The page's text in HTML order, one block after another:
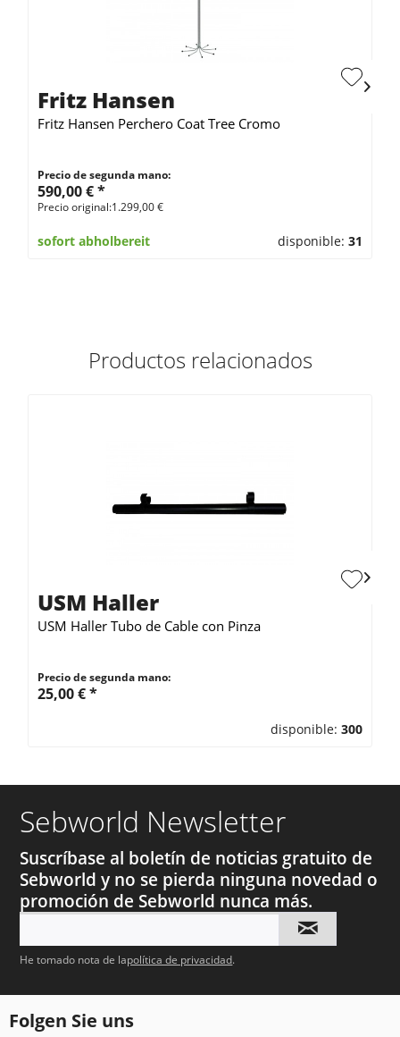
Fritz Hansen
Fritz Hansen Perchero Coat Tree Cromo
Precio de segunda mano:
590,00 € *
Precio original:1.299,00 €
sofort abholbereit disponible: 31
Productos relacionados
USM Haller
USM Haller Tubo de Cable con Pinza
Precio de segunda mano:
25,00 € *
disponible: 300
Sebworld Newsletter
Suscríbase al boletín de noticias gratuito de
Sebworld y no se pierda ninguna novedad o
promoción de Sebworld nunca más.
He tomado nota de lapolítica de privacidad.
Folgen Sie uns